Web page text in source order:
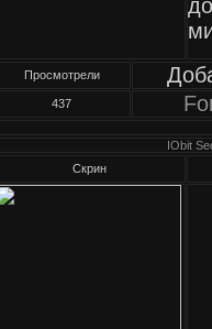
Просмотрели
437
IObit
Скрин